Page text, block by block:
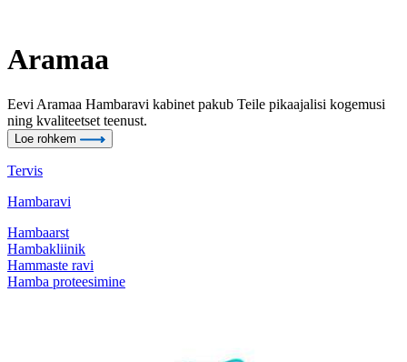
Aramaa
Eevi Aramaa Hambaravi kabinet pakub Teile pikaajalisi kogemusi
ning kvaliteetset teenust.
Loe rohkem
Tervis
Hambaravi
Hambaarst
Hambakliinik
Hammaste ravi
Hamba proteesimine